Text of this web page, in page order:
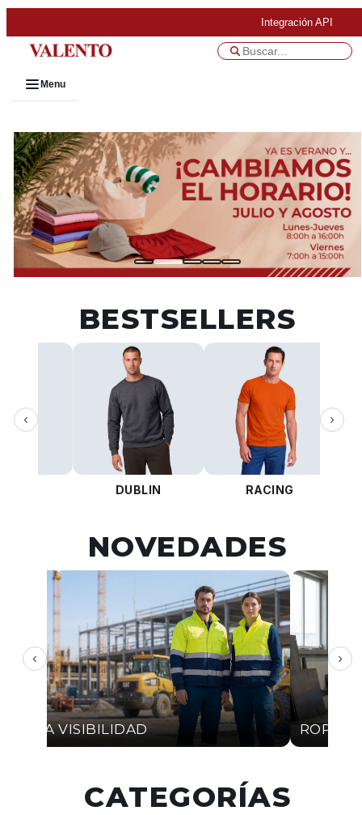
Integración API
Menu
BESTSELLERS
‹
DUBLIN RACING
›
NOVEDADES
‹
ALTA VISIBILIDAD ROPA
›
CATEGORÍAS